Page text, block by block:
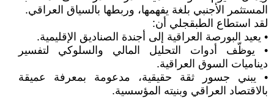
المستثمر الأجنبي بلغة يفهمها، وربطها بالسياق العراقي.
لقد استطاع الطبقجلي أن:
• يعيد البورصة العراقية إلى أجندة الصناديق الإقليمية.
• يوظّف أدوات التحليل المالي والسلوكي لتفسير
ديناميات السوق العراقية.
• يبني جسور ثقة حقيقية، مدعومة بمعرفة عميقة
بالاقتصاد العراقي وبنيته المؤسسية.